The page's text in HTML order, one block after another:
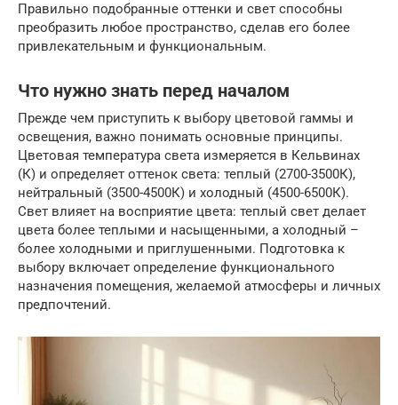
Правильно подобранные оттенки и свет способны
преобразить любое пространство, сделав его более
привлекательным и функциональным.
Что нужно знать перед началом
Прежде чем приступить к выбору цветовой гаммы и
освещения, важно понимать основные принципы.
Цветовая температура света измеряется в Кельвинах
(К) и определяет оттенок света: теплый (2700-3500К),
нейтральный (3500-4500К) и холодный (4500-6500К).
Свет влияет на восприятие цвета: теплый свет делает
цвета более теплыми и насыщенными, а холодный –
более холодными и приглушенными. Подготовка к
выбору включает определение функционального
назначения помещения, желаемой атмосферы и личных
предпочтений.